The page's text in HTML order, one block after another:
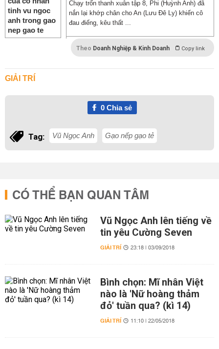
Chạy trốn thanh xuân tập 8, Phi (Huỳnh Anh) đã
nắn lại khớp chân cho An (Lưu Đê Ly) khiến cô
đau điếng, kêu thất ...
Theo Doanh Nghiệp & Kinh Doanh Copy link
GIẢI TRÍ
0Chia sẻ
Tag: Vũ Ngọc Anh Gạo nếp gạo tẻ
CÓ THỂ BẠN QUAN TÂM
Vũ Ngọc Anh lên tiếng về
tin yêu Cường Seven
GIẢI TRÍ 23:18 | 03/09/2018
Bình chọn: Mĩ nhân Việt
nào là 'Nữ hoàng thảm
đỏ' tuần qua? (kì 14)
GIẢI TRÍ 11:10 | 22/05/2018